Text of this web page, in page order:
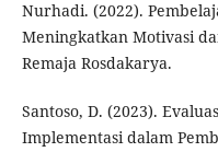
Nurhadi. (2022).
Meningkatkan Motivasi
Remaja Rosdakarya.
Santoso, D. (2023).
Implementasi dalam